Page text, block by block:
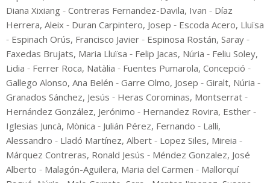
Diana Xixiang - Contreras Fernandez-Davila, Ivan - Díaz
Herrera, Aleix - Duran Carpintero, Josep - Escoda Acero, Lluïsa
- Espinach Orús, Francisco Javier - Espinosa Rostán, Saray -
Faxedas Brujats, Maria Lluïsa - Felip Jacas, Núria - Feliu Soley,
Lidia - Ferrer Roca, Natàlia - Fuentes Pumarola, Concepció -
Gallego Alonso, Ana Belén - Garre Olmo, Josep - Giralt, Núria -
Granados Sánchez, Jesús - Heras Corominas, Montserrat -
Hernández González, Jerónimo - Hernandez Rovira, Esther -
Iglesias Juncà, Mònica - Julián Pérez, Fernando - Lalli,
Alessandro - Lladó Martínez, Albert - Lopez Siles, Mireia -
Márquez Contreras, Ronald Jesús - Méndez Gonzalez, José
Alberto - Malagón-Aguilera, Maria del Carmen - Mallorquí